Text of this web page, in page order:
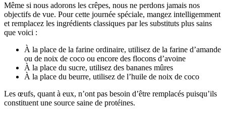
Même si nous adorons les crêpes, nous ne perdons jamais nos
objectifs de vue. Pour cette journée spéciale, mangez intelligemment
et remplacez les ingrédients classiques par les substituts plus sains
que voici :
À la place de la farine ordinaire, utilisez de la farine d’amande
ou de noix de coco ou encore des flocons d’avoine
À la place du sucre, utilisez des bananes mûres
À la place du beurre, utilisez de l’huile de noix de coco
Les œufs, quant à eux, n’ont pas besoin d’être remplacés puisqu’ils
constituent une source saine de protéines.